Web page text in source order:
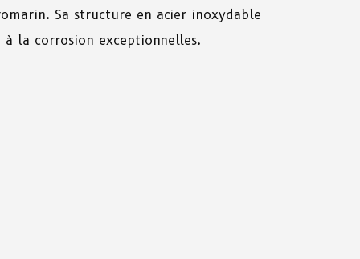
Sa structure en acier inoxydable
la corrosion exceptionnelles.